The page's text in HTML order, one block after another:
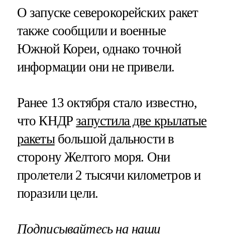
О запуске северокорейских ракет
также сообщили и военные
Южной Кореи, однако точной
информации они не привели.
Ранее 13 октября стало известно,
что КНДРзапустила две крылатые
ракетыбольшой дальности в
сторону Желтого моря. Они
пролетели 2 тысячи километров и
поразили цели.
Подписывайтесь на наши